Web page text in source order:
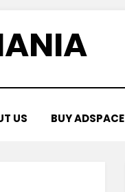
US BUY ADSPACE